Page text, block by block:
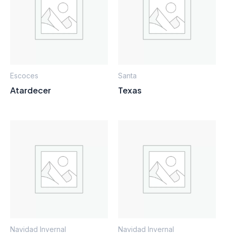
Escoces
Atardecer
Santa
Texas
Navidad Invernal Navidad Invernal